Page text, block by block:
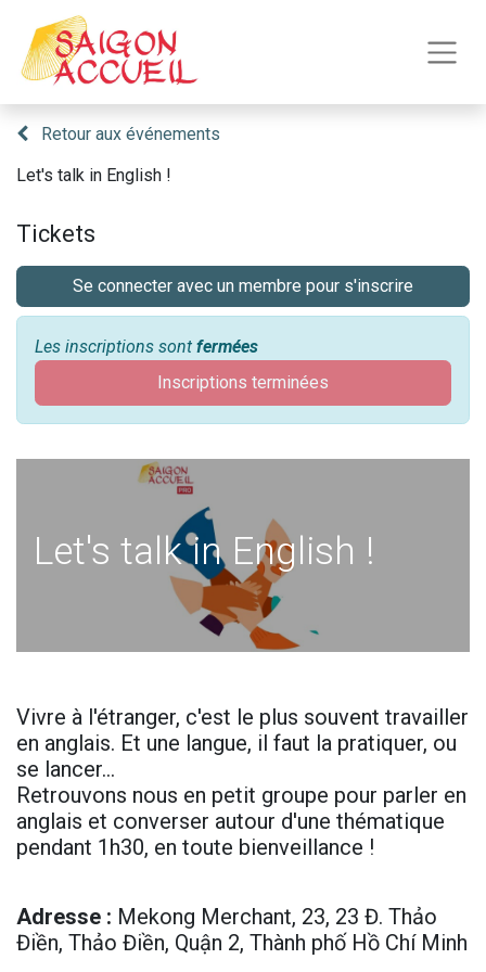
Retour aux événements
Let's talk in English !
Tickets
Se connecter avec un membre pour s'inscrire
Les inscriptions sont fermées
Inscriptions terminées
Let's talk in English !
Vivre à l'étranger, c'est le plus souvent travailler
en anglais. Et une langue, il faut la pratiquer, ou
se lancer…
Retrouvons nous en petit groupe pour parler en
anglais et converser autour d'une thématique
pendant 1h30, en toute bienveillance !
Adresse : Mekong Merchant, 23, 23 Đ. Thảo
Điền, Thảo Điền, Quận 2, Thành phố Hồ Chí Minh